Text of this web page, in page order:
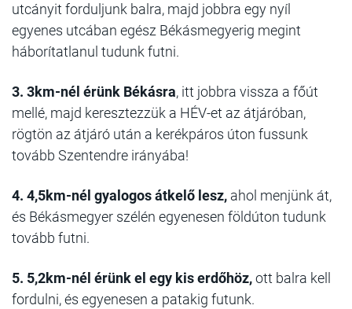
utcányit forduljunk balra, majd jobbra egy nyíl
egyenes utcában egész Békásmegyerig megint
háborítatlanul tudunk futni.
3. 3km-nél érünk Békásra, itt jobbra vissza a főút
mellé, majd keresztezzük a HÉV-et az átjáróban,
rögtön az átjáró után a kerékpáros úton fussunk
tovább Szentendre irányába!
4. 4,5km-nél gyalogos átkelő lesz, ahol menjünk át,
és Békásmegyer szélén egyenesen földúton tudunk
tovább futni.
5. 5,2km-nél érünk el egy kis erdőhöz,ott balra kell
fordulni, és egyenesen a patakig futunk.